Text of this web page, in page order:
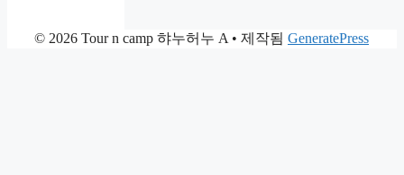
© 2026 Tour n camp 햐누허누 A • 제작됨 GeneratePress